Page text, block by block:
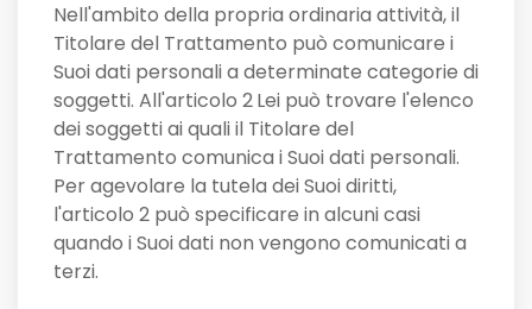
Nell'ambito della propria ordinaria attività, il
Titolare del Trattamento può comunicare i
Suoi dati personali a determinate categorie di
soggetti. All'articolo 2Lei può trovare l'elenco
dei soggetti ai quali il Titolare del
Trattamento comunica i Suoi dati personali.
Per agevolare la tutela dei Suoi diritti,
l'articolo 2 può specificare in alcuni casi
quando i Suoi dati non vengono comunicati a
terzi.